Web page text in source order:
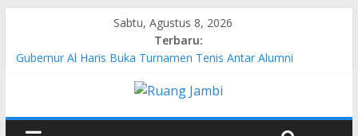
Sabtu, Agustus 8, 2026
Terbaru:
Gubernur Al Haris Buka Turnamen Tenis Antar Alumni
Pertamina EP Jambi Imbau Masyarakat Tidak Beraktivitas di
Kasus Brigadir EWS: 4 Anggota Polisi Tersangka Resmi